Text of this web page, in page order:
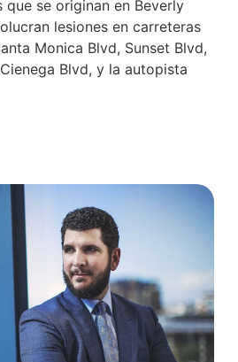
que se originan en Beverly
lesiones en carreteras
Monica Blvd, Sunset Blvd,
Blvd, y la autopista